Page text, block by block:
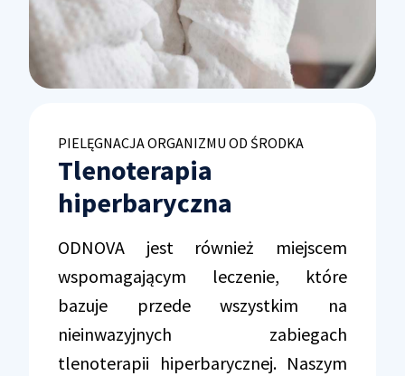
PIELĘGNACJA ORGANIZMU OD ŚRODKA
Tlenoterapia
hiperbaryczna
ODNOVA jest również miejscem
wspomagającym leczenie, które
bazuje przede wszystkim na
nieinwazyjnych zabiegach
tlenoterapii hiperbarycznej. Naszym